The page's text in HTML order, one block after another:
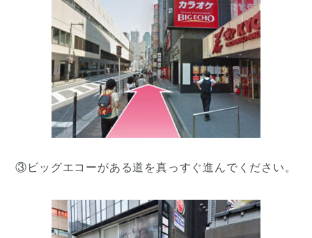
③ビッグエコーがある道を真っすぐ進んでください。